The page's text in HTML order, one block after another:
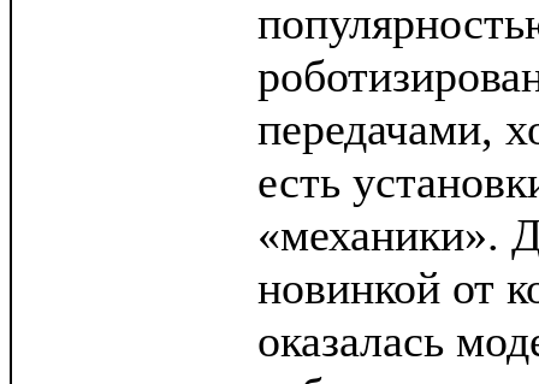
передачами,
есть
«механики».
новинкой от
оказалась